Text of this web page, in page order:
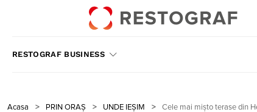
RESTOGRAF BUSINESS
Acasa > PRIN ORAȘ > UNDE IEȘIM > Cele mai mișto terase din